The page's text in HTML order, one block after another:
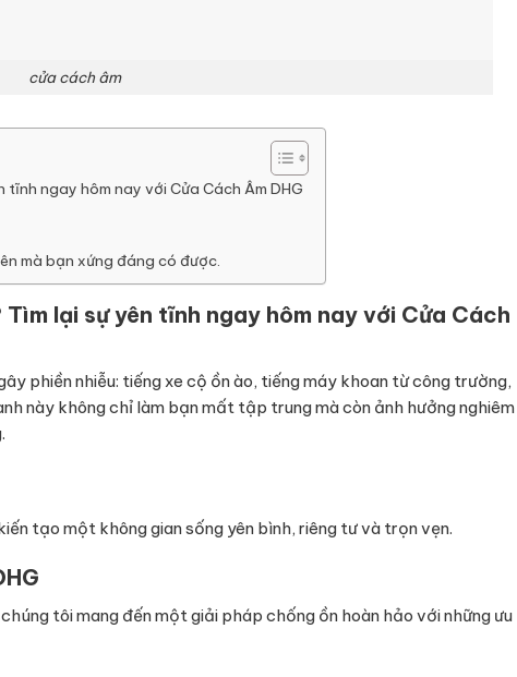
cửa cách âm
ngay hôm nay với Cửa Cách Âm DHG
mà bạn xứng đáng có được.
lại sự yên tĩnh ngay hôm nay với Cửa Cách
phiền nhiễu: tiếng xe cộ ồn ào, tiếng máy khoan từ công trường,
này không chỉ làm bạn mất tập trung mà còn ảnh hưởng nghiêm
tạo một không gian sống yên bình, riêng tư và trọn vẹn.
tôi mang đến một giải pháp chống ồn hoàn hảo với những ưu